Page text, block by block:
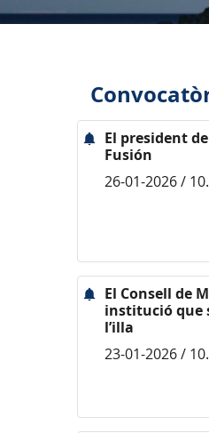
El president
Fusión
26-01-2026 /
El Consell de
institució que
l’illa
23-01-2026 /